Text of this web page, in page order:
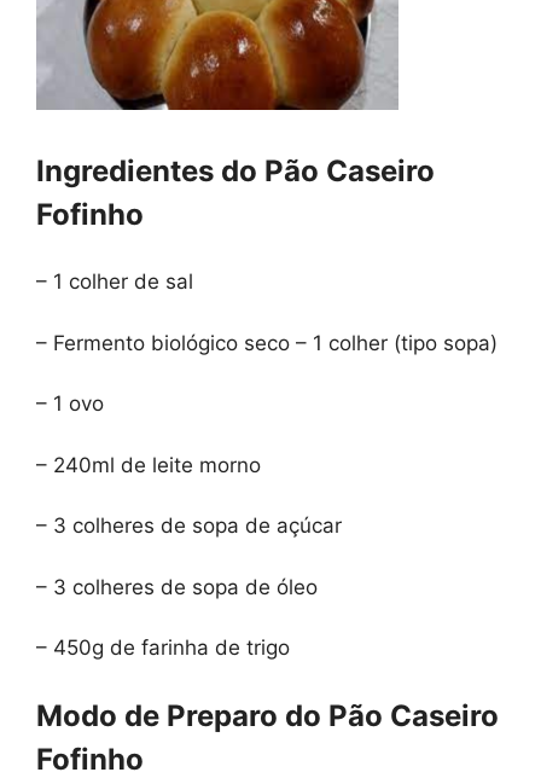
Ingredientes do Pão Caseiro
Fofinho
– 1 colher de sal
– Fermento biológico seco – 1 colher (tipo sopa)
– 1 ovo
– 240ml de leite morno
– 3 colheres de sopa de açúcar
– 3 colheres de sopa de óleo
– 450g de farinha de trigo
Modo de Preparo do Pão Caseiro
Fofinho